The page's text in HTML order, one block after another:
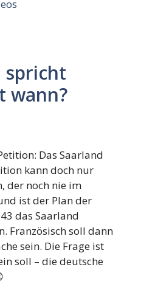
spricht
wann?
Das Saarland
kann doch nur
der noch nie im
ist der Plan der
das Saarland
Französisch soll dann
sein. Die Frage ist
soll – die deutsche